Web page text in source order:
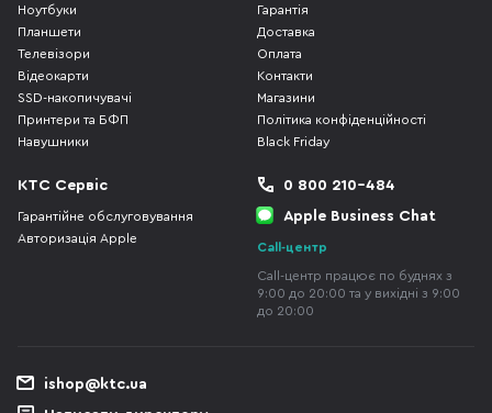
Ноутбуки
Планшети
Телевізори
Відеокарти
SSD-накопичувачі
Принтери та БФП
Навушники
Гарантія
Доставка
Оплата
Контакти
Магазини
Політика конфіденційності
Black Friday
КТС Сервіс
Гарантійне обслуговування
Авторизація Apple
0 800 210-484
Apple Business Chat
Call-центр
Call-центр працює по буднях з
9:00 до 20:00 та у вихідні з 9:00
до 20:00
ishop@ktc.ua